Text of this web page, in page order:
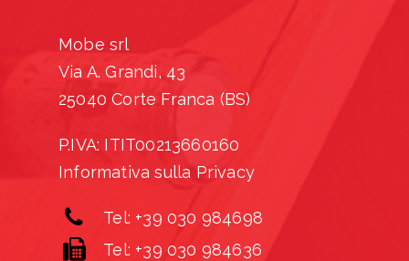
Mobe srl
Via A. Grandi, 43
25040 Corte Franca (BS)
P.IVA: ITIT00213660160
Informativa sulla Privacy
Tel: +39 030 984698
Tel: +39 030 984636